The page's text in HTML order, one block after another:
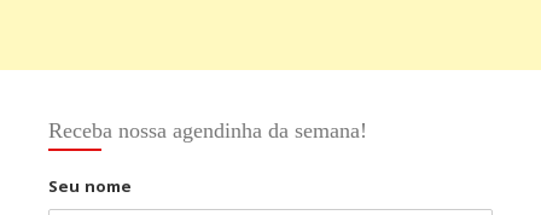
Receba nossa agendinha da semana!
Seu nome